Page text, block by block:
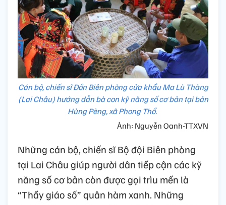
Cán bộ, chiến sĩ Đồn Biên phòng cửa khẩu Ma Lù Thàng
(Lai Châu) hướng dẫn bà con kỹ năng số cơ bản tại bản
Hùng Pèng, xã Phong Thổ.
Ảnh: Nguyễn Oanh-TTXVN
Những cán bộ, chiến sĩ Bộ đội Biên phòng
tại Lai Châu giúp người dân tiếp cận các kỹ
năng số cơ bản còn được gọi trìu mến là
“Thầy giáo số” quân hàm xanh. Những